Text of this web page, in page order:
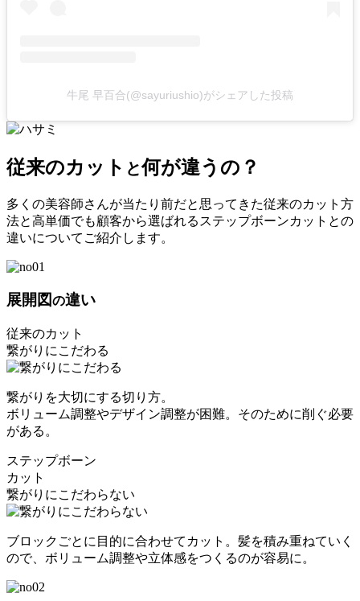
牛尾 早百合(@sayuriushio)がシェアした投稿
従来のカット と何が違うの？
多くの美容師さんが当たり前だと思ってきた従来のカット方
法と高単価でも顧客から選ばれるステップボーンカットとの
違いについてご紹介します。
展開図の違い
従来のカット
繋がりにこだわる
繋がりを大切にする切り方。
ボリューム調整やデザイン調整が困難。そのために削ぐ必要
がある。
ステップボーン
カット
繋がりにこだわらない
ブロックごとに目的に合わせてカット。髪を積み重ねていく
ので、ボリューム調整や立体感をつくるのが容易に。